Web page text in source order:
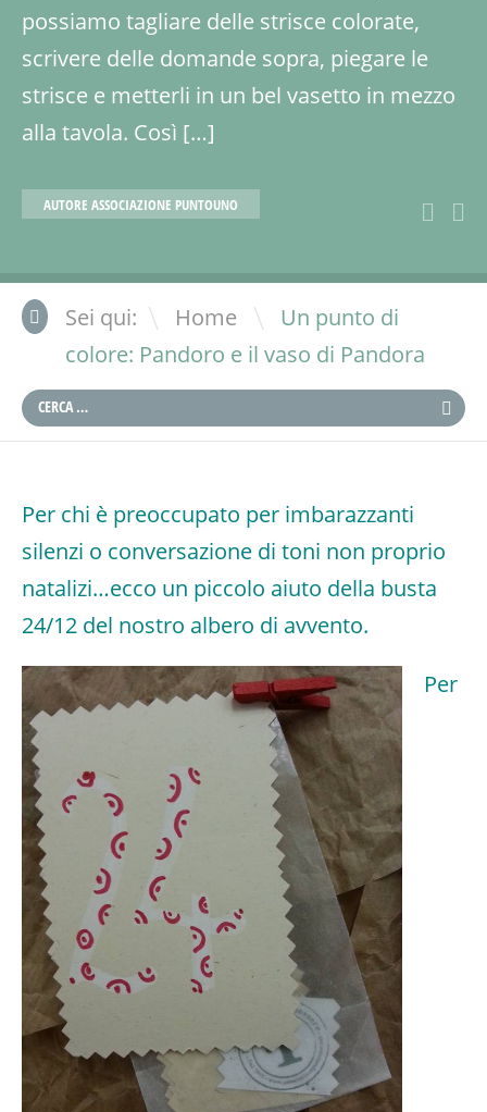
possiamo tagliare delle strisce colorate,
scrivere delle domande sopra, piegare le
strisce e metterli in un bel vasetto in mezzo
alla tavola. Così […]
AUTORE ASSOCIAZIONE PUNTOUNO
Sei qui: Home \
Un punto di
colore: Pandoro e il vaso di Pandora
Per chi è preoccupato per imbarazzanti
silenzi o conversazione di toni non proprio
natalizi…ecco un piccolo aiuto della busta
24/12 del nostro albero di avvento.
Per